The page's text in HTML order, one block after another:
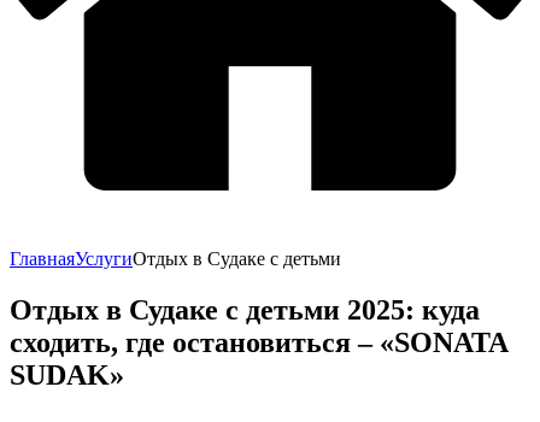
ГлавнаяУслугиОтдых в Судаке с детьми
Отдых в Судаке с детьми 2025: куда
сходить, где остановиться – «SONATA
SUDAK»